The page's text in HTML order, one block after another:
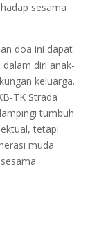
sesama
doa ini dapat
diri anak-
keluarga.
TK Strada
tumbuh
tetapi
muda